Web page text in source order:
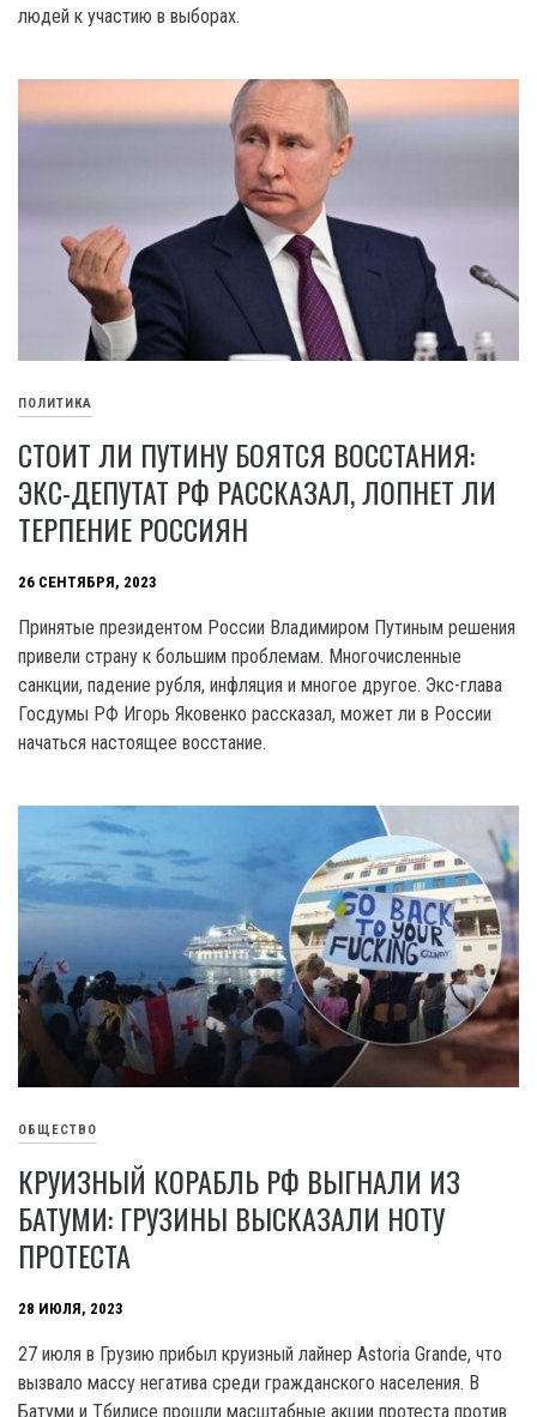
людей к участию в выборах.
ПОЛИТИКА
СТОИТ ЛИ ПУТИНУ БОЯТСЯ ВОССТАНИЯ:
ЭКС-ДЕПУТАТ РФ РАССКАЗАЛ, ЛОПНЕТ ЛИ
ТЕРПЕНИЕ РОССИЯН
26 СЕНТЯБРЯ, 2023
Принятые президентом России Владимиром Путиным решения
привели страну к большим проблемам. Многочисленные
санкции, падение рубля, инфляция и многое другое. Экс-глава
Госдумы РФ Игорь Яковенко рассказал, может ли в России
начаться настоящее восстание.
ОБЩЕСТВО
КРУИЗНЫЙ КОРАБЛЬ РФ ВЫГНАЛИ ИЗ
БАТУМИ: ГРУЗИНЫ ВЫСКАЗАЛИ НОТУ
ПРОТЕСТА
28 ИЮЛЯ, 2023
27 июля в Грузию прибыл круизный лайнер Astoria Grande, что
вызвало массу негатива среди гражданского населения. В
Батуми и Тбилисе прошли масштабные акции протеста против